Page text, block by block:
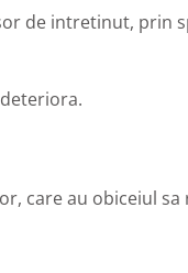
de intretinut, prin
care au obiceiul sa